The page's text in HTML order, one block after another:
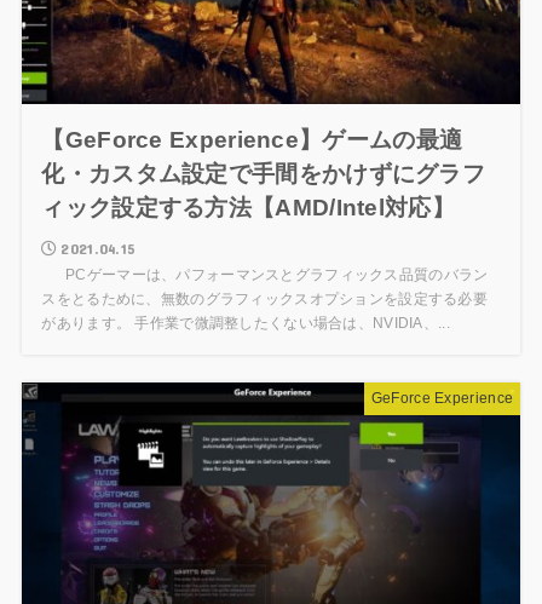
【GeForce Experience】ゲームの最適
化・カスタム設定で手間をかけずにグラフ
ィック設定する方法【AMD/Intel対応】
2021.04.15
PCゲーマーは、パフォーマンスとグラフィックス品質のバラン
スをとるために、無数のグラフィックスオプションを設定する必要
があります。 手作業で微調整したくない場合は、NVIDIA、...
GeForce Experience